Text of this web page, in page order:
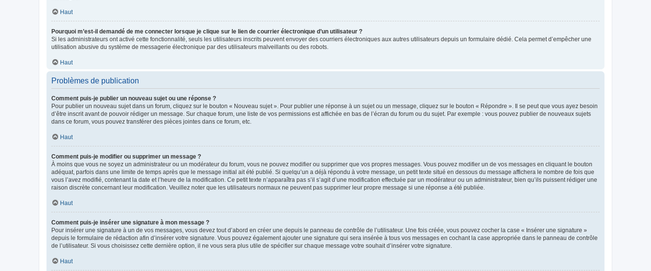
Haut
Pourquoi m’est-il demandé de me connecter lorsque je clique sur le lien de courrier électronique d’un utilisateur ?
Si les administrateurs ont activé cette fonctionnalité, seuls les utilisateurs inscrits peuvent envoyer des courriers électroniques aux autres utilisateurs depuis un formulaire dédié. Cela permet d’empêcher une
utilisation abusive du système de messagerie électronique par des utilisateurs malveillants ou des robots.
Haut
Problèmes de publication
Comment puis-je publier un nouveau sujet ou une réponse ?
Pour publier un nouveau sujet dans un forum, cliquez sur le bouton « Nouveau sujet ». Pour publier une réponse à un sujet ou un message, cliquez sur le bouton « Répondre ». Il se peut que vous ayez besoin
d’être inscrit avant de pouvoir rédiger un message. Sur chaque forum, une liste de vos permissions est affichée en bas de l’écran du forum ou du sujet. Par exemple : vous pouvez publier de nouveaux sujets
dans ce forum, vous pouvez transférer des pièces jointes dans ce forum, etc.
Haut
Comment puis-je modifier ou supprimer un message ?
À moins que vous ne soyez un administrateur ou un modérateur du forum, vous ne pouvez modifier ou supprimer que vos propres messages. Vous pouvez modifier un de vos messages en cliquant le bouton
adéquat, parfois dans une limite de temps après que le message initial ait été publié. Si quelqu’un a déjà répondu à votre message, un petit texte situé en dessous du message affichera le nombre de fois que
vous l’avez modifié, contenant la date et l’heure de la modification. Ce petit texte n’apparaîtra pas s’il s’agit d’une modification effectuée par un modérateur ou un administrateur, bien qu’ils puissent rédiger une
raison discrète concernant leur modification. Veuillez noter que les utilisateurs normaux ne peuvent pas supprimer leur propre message si une réponse a été publiée.
Haut
Comment puis-je insérer une signature à mon message ?
Pour insérer une signature à un de vos messages, vous devez tout d’abord en créer une depuis le panneau de contrôle de l’utilisateur. Une fois créée, vous pouvez cocher la case « Insérer une signature »
depuis le formulaire de rédaction afin d’insérer votre signature. Vous pouvez également ajouter une signature qui sera insérée à tous vos messages en cochant la case appropriée dans le panneau de contrôle
de l’utilisateur. Si vous choisissez cette dernière option, il ne vous sera plus utile de spécifier sur chaque message votre souhait d’insérer votre signature.
Haut